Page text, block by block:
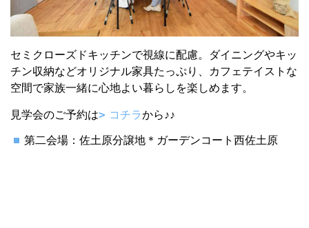
セミクローズドキッチンで視線に配慮。ダイニングやキッ
チン収納などオリジナル家具たっぷり、カフェテイストな
空間で家族一緒に心地よい暮らしを楽しめます。
見学会のご予約は コチラから♪♪
第二会場：佐土原分譲地＊ガーデンコート西佐土原